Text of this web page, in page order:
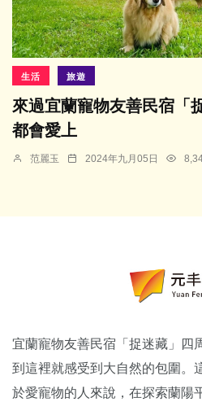
生活 旅遊
來過宜蘭寵物友善民宿「
都會愛上
范麗玉 2024年九月05日
宜蘭寵物友善民宿「捉迷藏」四
到這裡就感受到大自然的包圍。
於愛寵物的人來說，在探索蘭陽